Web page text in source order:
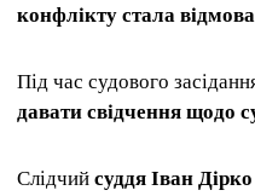
конфлікту стала
Під час судового
давати свідчення щодо
Слідчий суддя Іван Дірко